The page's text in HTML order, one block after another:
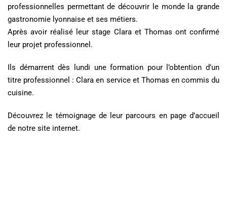
professionnelles permettant de découvrir le monde la grande
gastronomie lyonnaise et ses métiers.
Après avoir réalisé leur stage Clara et Thomas ont confirmé
leur projet professionnel.
Ils démarrent dès lundi une formation pour l’obtention d’un
titre professionnel : Clara en service et Thomas en commis du
cuisine.
Découvrez le témoignage de leur parcours en page d’accueil
de notre site internet.